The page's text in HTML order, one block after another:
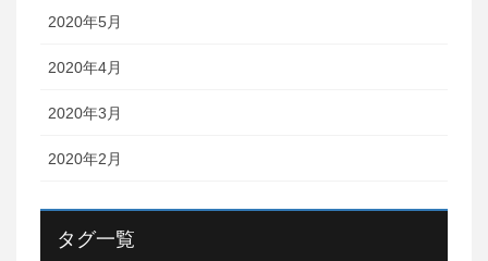
2020年5月
2020年4月
2020年3月
2020年2月
タグ一覧